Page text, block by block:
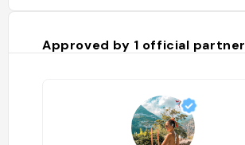
Approved by 1 official